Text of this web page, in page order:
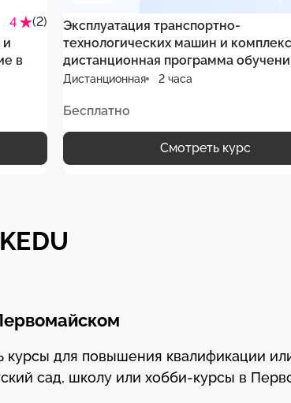
4
(2)
и
в
Эксплуатация транспортно-
технологических машин и
дистанционная программа
Дистанционная 2 часа
Бесплатно
Смотреть курс
курсы для повышения квалификации
сад, школу или хобби-курсы в